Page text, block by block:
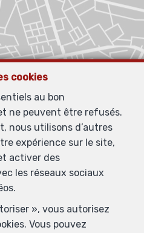
cookies
au bon
ne peuvent être refusés.
nous utilisons d’autres
expérience sur le site,
activer des
les réseaux sociaux
», vous autorisez
Vous pouvez